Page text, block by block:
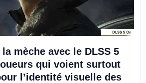
mèche avec le DLSS 5
qui voient surtout
l’identité visuelle des